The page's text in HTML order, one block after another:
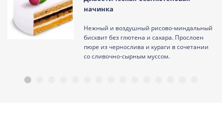
начинка
Нежный и воздушный рисово-миндальный
бисквит без глютена и сахара. Прослоен
пюре из чернослива и кураги в сочетании
со сливочно-сырным муссом.